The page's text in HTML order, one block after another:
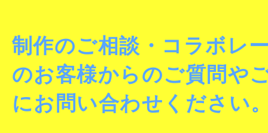
制作のご相談・コラボレ
のお客様からのご質問や
にお問い合わせください